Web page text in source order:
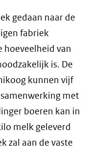
gedaan naar de
fabriek
hoeveelheid van
is. De
kunnen vijf
met
boeren kan in
melk geleverd
zal aan de vaste